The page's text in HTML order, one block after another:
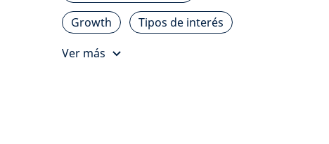
Growth
Tipos de interés
Ver más